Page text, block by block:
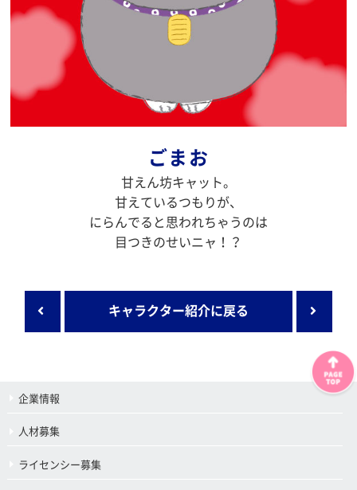
ごまお
甘えん坊キャット。
甘えているつもりが、
にらんでると思われちゃうのは
目つきのせいニャ！？
キャラクター紹介に戻る
企業情報
人材募集
ライセンシー募集